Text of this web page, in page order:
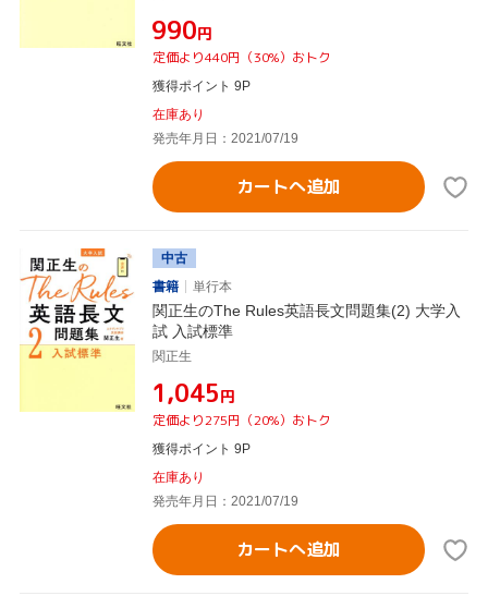
¥990円
定価より440円（30%）おトク
獲得ポイント 9P
在庫あり
発売年月日：2021/07/19
カートへ追加
中古
書籍
単行本
関正生のThe Rules英語長文問題集(2) 大学入
試 入試標準
関正生
¥1,045円
定価より275円（20%）おトク
獲得ポイント 9P
在庫あり
発売年月日：2021/07/19
カートへ追加